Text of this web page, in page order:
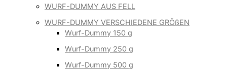
WURF-DUMMY AUS FELL
WURF-DUMMY VERSCHIEDENE GRÖßEN
Wurf-Dummy 150 g
Wurf-Dummy 250 g
Wurf-Dummy 500 g